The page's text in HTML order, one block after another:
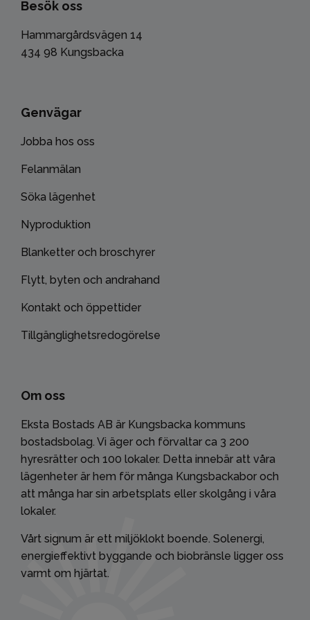
Besök oss
Hammargårdsvägen 14
434 98 Kungsbacka
Genvägar
Jobba hos oss
Felanmälan
Söka lägenhet
Nyproduktion
Blanketter och broschyrer
Flytt, byten och andrahand
Kontakt och öppettider
Tillgänglighetsredogörelse
Om oss
Eksta Bostads AB är Kungsbacka kommuns
bostadsbolag. Vi äger och förvaltar ca 3 200
hyresrätter och 100 lokaler. Detta innebär att våra
lägenheter är hem för många Kungsbackabor och
att många har sin arbetsplats eller skolgång i våra
lokaler.
Vårt signum är ett miljöklokt boende. Solenergi,
energieffektivt byggande och biobränsle ligger oss
varmt om hjärtat.